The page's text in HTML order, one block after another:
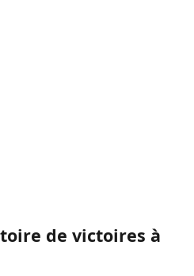
de victoires à